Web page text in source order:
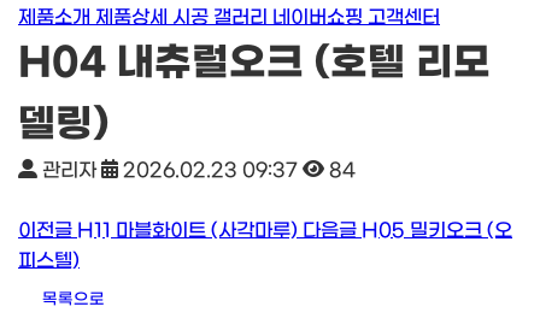
제품소개 제품상세 시공 갤러리 네이버쇼핑 고객센터
H04 내츄럴오크 (호텔 리모
델링)
관리자 2026.02.23 09:37 84
이전글 H11 마블화이트 (사각마루) 다음글 H05 밀키오크 (오
피스텔)
목록으로